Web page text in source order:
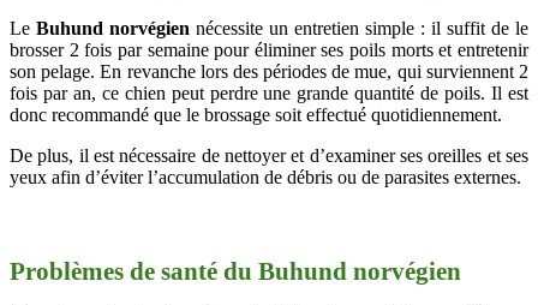
Le Buhund norvégien nécessite un entretien simple : il suffit de le
brosser 2 fois par semaine pour éliminer ses poils morts et entretenir
son pelage. En revanche lors des périodes de mue, qui surviennent 2
fois par an, ce chien peut perdre une grande quantité de poils. Il est
donc recommandé que le brossage soit effectué quotidiennement.
De plus, il est nécessaire de nettoyer et d’examiner ses oreilles et ses
yeux afin d’éviter l’accumulation de débris ou de parasites externes.
Problèmes de santé du Buhund norvégien